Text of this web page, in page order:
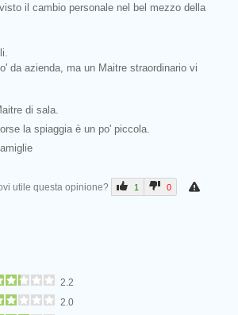
il cambio personale nel bel mezzo della
da azienda, ma un Maitre straordinario vi
di sala.
la spiaggia è un po' piccola.
utile questa opinione? 1 0
2.2
2.0